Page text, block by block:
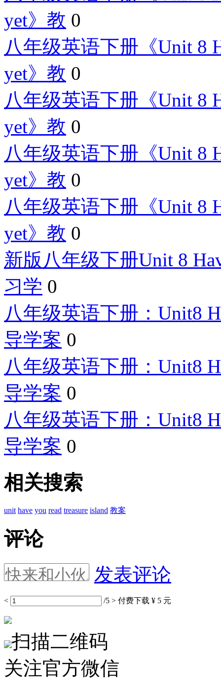
yet》教 0
八年级英语下册《Unit 8
yet》教 0
八年级英语下册《Unit 8
yet》教 0
八年级英语下册《Unit 8
yet》教 0
八年级英语下册《Unit 8
yet》教 0
新版八年级下册Unit 8
习学 0
八年级英语下册：Unit8
导学案 0
八年级英语下册：Unit8
导学案 0
八年级英语下册：Unit8
导学案 0
相关搜索
unit have you read treasure island 教案
评论
发表评论
< /5 > 付费下载 ¥ 5 元
扫描二维码
关注官方微信